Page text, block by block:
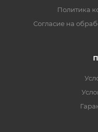
Политика
Cогласие на